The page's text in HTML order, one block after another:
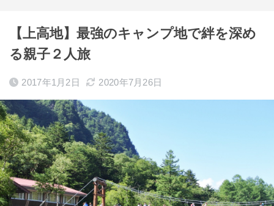
【上高地】最強のキャンプ地で絆を深め
る親子２人旅
2017年1月2日 2020年7月26日